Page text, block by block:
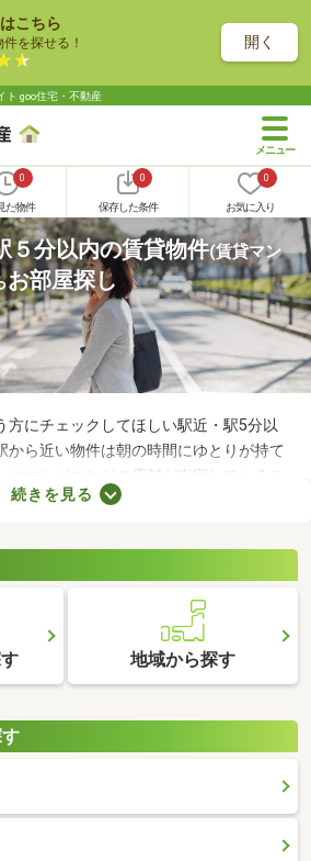
こちら
を探せる！ 開く
ト goo住宅・不動産
0
た物件
0
保存した条件
0
お気に入り
５分以内の賃貸物件(賃貸マン
お部屋探し
方にチェックしてほしい駅近・駅5分以
から近い物件は朝の時間にゆとりが持て
やコンビニなどの店舗が充実しているこ
ので、間取りや家賃などから自由に選べ
続きを見る
地域から探す